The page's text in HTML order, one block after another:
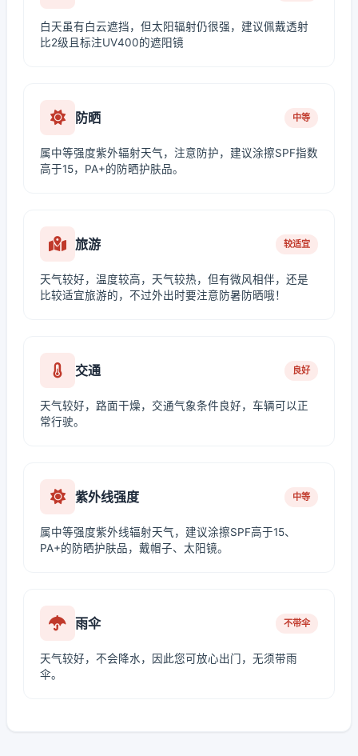
白天虽有白云遮挡，但太阳辐射仍很强，建议佩戴透射
比2级且标注UV400的遮阳镜
防晒 中等
属中等强度紫外辐射天气，注意防护，建议涂擦SPF指数
高于15，PA+的防晒护肤品。
旅游 较适宜
天气较好，温度较高，天气较热，但有微风相伴，还是
比较适宜旅游的，不过外出时要注意防暑防晒哦！
交通 良好
天气较好，路面干燥，交通气象条件良好，车辆可以正
常行驶。
紫外线强度 中等
属中等强度紫外线辐射天气，建议涂擦SPF高于15、
PA+的防晒护肤品，戴帽子、太阳镜。
雨伞 不带伞
天气较好，不会降水，因此您可放心出门，无须带雨
伞。